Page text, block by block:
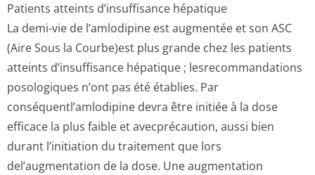
Patients atteints d’insuffisance hépatique
La demi-vie de l’amlodipine est augmentée et son ASC
(Aire Sous la Courbe)est plus grande chez les patients
atteints d’insuffisance hépatique ; lesrecommandations
posologiques n’ont pas été établies. Par
conséquentl’am­lodipine devra être initiée à la dose
efficace la plus faible et avecprécaution, aussi bien
durant l’initiation du traitement que lors
del’augmentation de la dose. Une augmentation